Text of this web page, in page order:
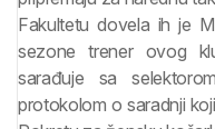
Fakultetu dovela ih je
sezone trener ovog
sarađuje sa
protokolom o saradnji